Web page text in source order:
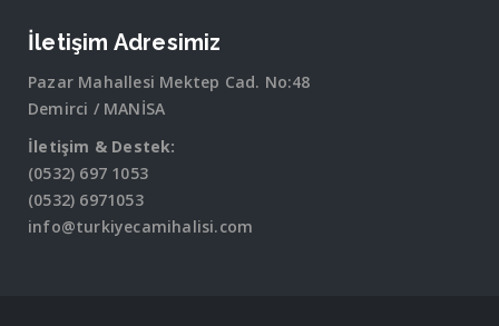
İletişim Adresimiz
Pazar Mahallesi Mektep Cad. No:48
Demirci / MANİSA
İletişim & Destek:
(0532) 697 1053
(0532) 6971053
info@turkiyecamihalisi.com